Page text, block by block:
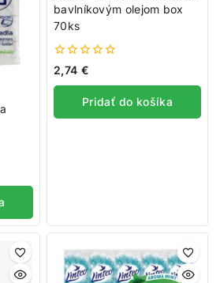
bavlníkovým olejom box
70ks
0
5
2,74 €
Pridať do košíka